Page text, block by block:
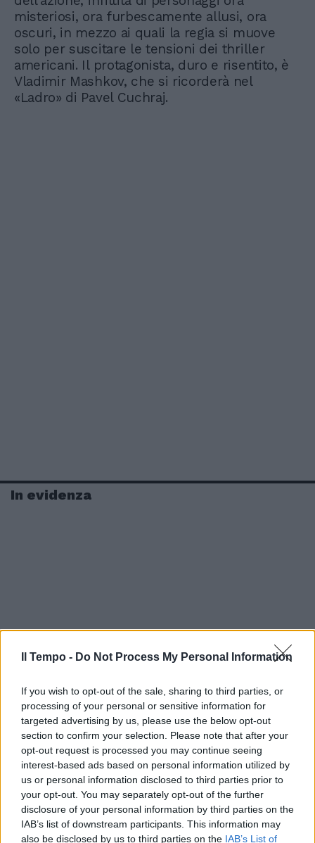
Il Tempo - Do Not Process My Personal Information
If you wish to opt-out of the sale, sharing to third parties, or
processing of your personal or sensitive information for
targeted advertising by us, please use the below opt-out
section to confirm your selection. Please note that after your
opt-out request is processed you may continue seeing
interest-based ads based on personal information utilized by
us or personal information disclosed to third parties prior to
your opt-out. You may separately opt-out of the further
disclosure of your personal information by third parties on the
IAB’s list of downstream participants. This information may
also be disclosed by us to third parties on the IAB’s List of
misteriosi, ora furbescamente allusi, ora
oscuri, in mezzo ai quali la regia si muove
solo per suscitare le tensioni dei thriller
americani. Il protagonista, duro e risentito, è
Vladimir Mashkov, che si ricorderà nel
«Ladro» di Pavel Cuchraj.
In evidenza